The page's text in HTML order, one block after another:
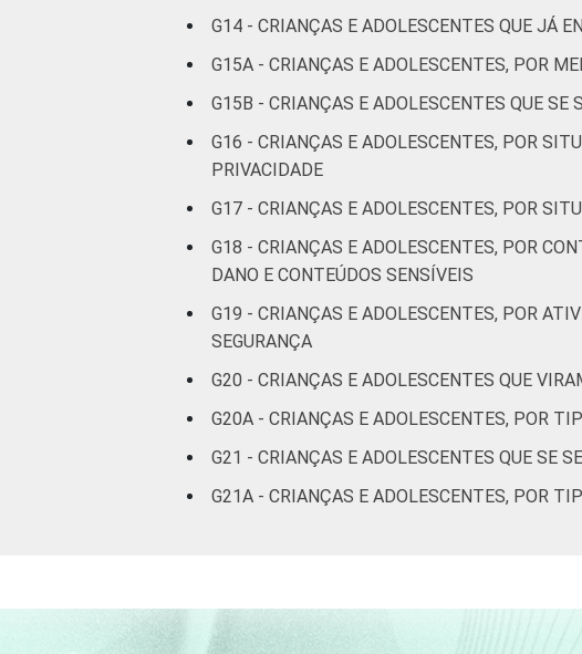
Mais de 3
SM
Não tem
renda
Não
respondeu
33
CLASSE SOCIAL AB 30
C 27
DE 27
Fonte: CGI.br/NIC.br, Centro Regional de
G14 - CRIANÇAS E ADOLESCENTES QUE JÁ
G15A - CRIANÇAS E ADOLESCENTES, POR
G15B - CRIANÇAS E ADOLESCENTES QUE
G16 - CRIANÇAS E ADOLESCENTES, POR
PRIVACIDADE
G17 - CRIANÇAS E ADOLESCENTES, POR
G18 - CRIANÇAS E ADOLESCENTES, POR
DANO E CONTEÚDOS SENSÍVEIS
G19 - CRIANÇAS E ADOLESCENTES, POR
SEGURANÇA
G20 - CRIANÇAS E ADOLESCENTES QUE
G20A - CRIANÇAS E ADOLESCENTES, POR
G21 - CRIANÇAS E ADOLESCENTES QUE SE
G21A - CRIANÇAS E ADOLESCENTES, POR